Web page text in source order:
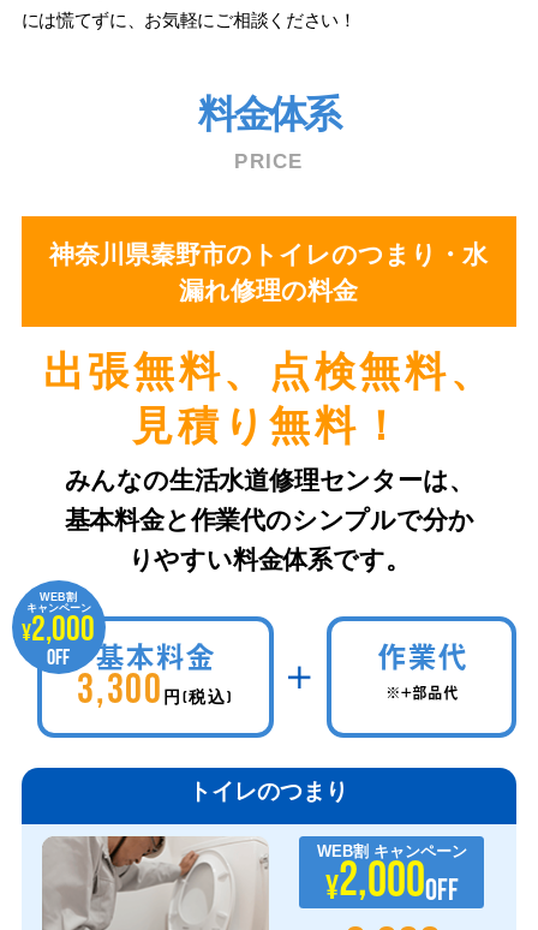
には慌てずに、お気軽にご相談ください！
料金体系
PRICE
神奈川県秦野市のトイレのつまり・水
漏れ修理の料金
出張無料、点検無料、
⾒積り無料！
みんなの⽣活⽔道修理センターは、
基本料金と作業代のシンプルで分か
りやすい料金体系です。
WEB割
キャンペーン
¥2,000
OFF 基本料金
3,300 円(税込)
作業代
※+部品代
トイレのつまり
WEB割 キャンペーン
¥2,000OFF